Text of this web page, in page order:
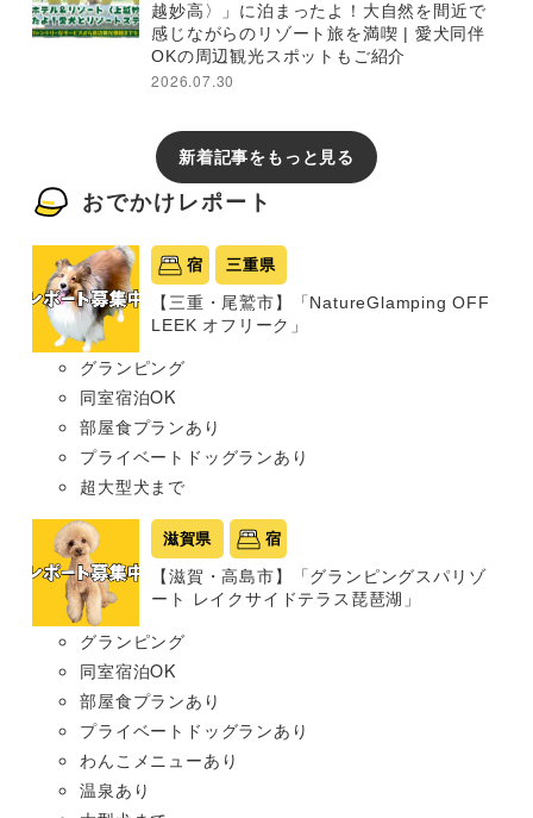
越妙高〉」に泊まったよ！大自然を間近で
感じながらのリゾート旅を満喫 | 愛犬同伴
OKの周辺観光スポットもご紹介
2026.07.30
新着記事をもっと見る
おでかけレポート
宿 三重県
【三重・尾鷲市】「NatureGlamping OFF
LEEK オフリーク」
グランピング
同室宿泊OK
部屋食プランあり
プライベートドッグランあり
超大型犬まで
滋賀県 宿
【滋賀・高島市】「グランピングスパリゾ
ート レイクサイドテラス琵琶湖」
グランピング
同室宿泊OK
部屋食プランあり
プライベートドッグランあり
わんこメニューあり
温泉あり